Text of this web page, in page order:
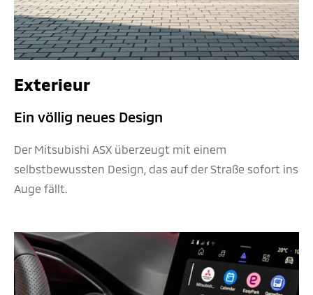
Exterieur
Ein völlig neues Design
Der Mitsubishi ASX überzeugt mit einem
selbstbewussten Design, das auf der Straße sofort ins
Auge fällt.